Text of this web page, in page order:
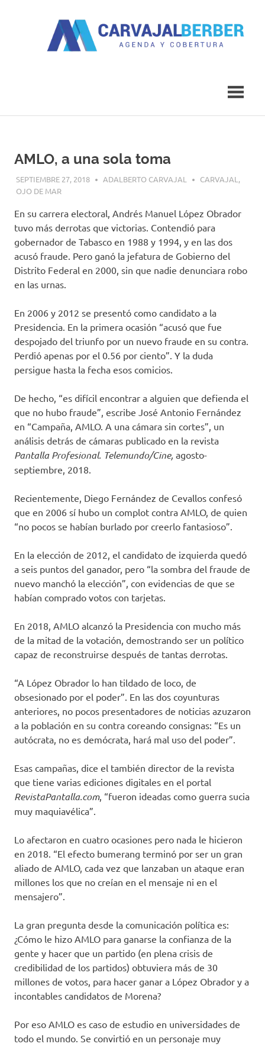
AMLO, a una sola toma
SEPTIEMBRE 27, 2018 ADALBERTO CARVAJAL CARVAJAL ,
OJO DE MAR
En su carrera electoral, Andrés Manuel López Obrador
tuvo más derrotas que victorias. Contendió para
gobernador de Tabasco en 1988 y 1994, y en las dos
acusó fraude. Pero ganó la jefatura de Gobierno del
Distrito Federal en 2000, sin que nadie denunciara robo
en las urnas.
En 2006 y 2012 se presentó como candidato a la
Presidencia. En la primera ocasión “acusó que fue
despojado del triunfo por un nuevo fraude en su contra.
Perdió apenas por el 0.56 por ciento”. Y la duda
persigue hasta la fecha esos comicios.
De hecho, “es difícil encontrar a alguien que defienda el
que no hubo fraude”, escribe José Antonio Fernández
en “Campaña, AMLO. A una cámara sin cortes”, un
análisis detrás de cámaras publicado en la revista
Pantalla Profesional. Telemundo/Cine, agosto-
septiembre, 2018.
Recientemente, Diego Fernández de Cevallos confesó
que en 2006 sí hubo un complot contra AMLO, de quien
“no pocos se habían burlado por creerlo fantasioso”.
En la elección de 2012, el candidato de izquierda quedó
a seis puntos del ganador, pero “la sombra del fraude de
nuevo manchó la elección”, con evidencias de que se
habían comprado votos con tarjetas.
En 2018, AMLO alcanzó la Presidencia con mucho más
de la mitad de la votación, demostrando ser un político
capaz de reconstruirse después de tantas derrotas.
“A López Obrador lo han tildado de loco, de
obsesionado por el poder”. En las dos coyunturas
anteriores, no pocos presentadores de noticias azuzaron
a la población en su contra coreando consignas: “Es un
autócrata, no es demócrata, hará mal uso del poder”.
Esas campañas, dice el también director de la revista
que tiene varias ediciones digitales en el portal
RevistaPantalla.com, “fueron ideadas como guerra sucia
muy maquiavélica”.
Lo afectaron en cuatro ocasiones pero nada le hicieron
en 2018. “El efecto bumerang terminó por ser un gran
aliado de AMLO, cada vez que lanzaban un ataque eran
millones los que no creían en el mensaje ni en el
mensajero”.
La gran pregunta desde la comunicación política es:
¿Cómo le hizo AMLO para ganarse la confianza de la
gente y hacer que un partido (en plena crisis de
credibilidad de los partidos) obtuviera más de 30
millones de votos, para hacer ganar a López Obrador y a
incontables candidatos de Morena?
Por eso AMLO es caso de estudio en universidades de
todo el mundo. Se convirtió en un personaje muy